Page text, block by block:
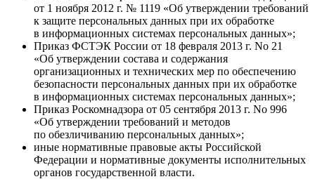
от 1 ноября 2012 г. № 1119 «Об утверждении требований
к защите персональных данных при их обработке
в информационных системах персональных данных»;
Приказ ФСТЭК России от 18 февраля 2013 г. No 21
«Об утверждении состава и содержания
организационных и технических мер по обеспечению
безопасности персональных данных при их обработке
в информационных системах персональных данных»;
Приказ Роскомнадзора от 05 сентября 2013 г. No 996
«Об утверждении требований и методов
по обезличиванию персональных данных»;
иные нормативные правовые акты Российской
Федерации и нормативные документы исполнительных
органов государственной власти.